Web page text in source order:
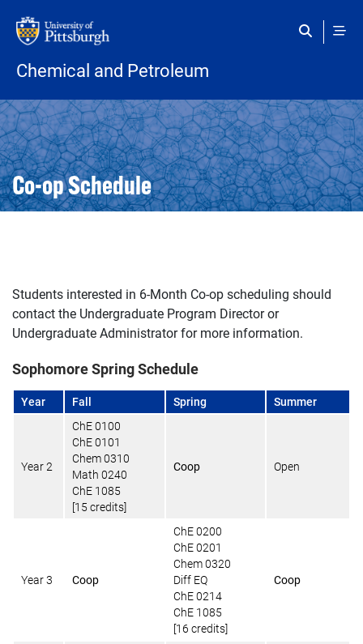
Chemical and Petroleum
Open configuration options
Open configuration options
Co-op Schedule
Students interested in 6-Month Co-op scheduling should
contact the Undergraduate Program Director or
Undergraduate Administrator for more information.
Sophomore Spring Schedule
Year Fall Spring Summer
Year 2
ChE 0100
ChE 0101
Chem 0310
Math 0240
ChE 1085
[15 credits]
Coop Open
Year 3 Coop
ChE 0200
ChE 0201
Chem 0320
Diff EQ
ChE 0214
ChE 1085
[16 credits]
Coop